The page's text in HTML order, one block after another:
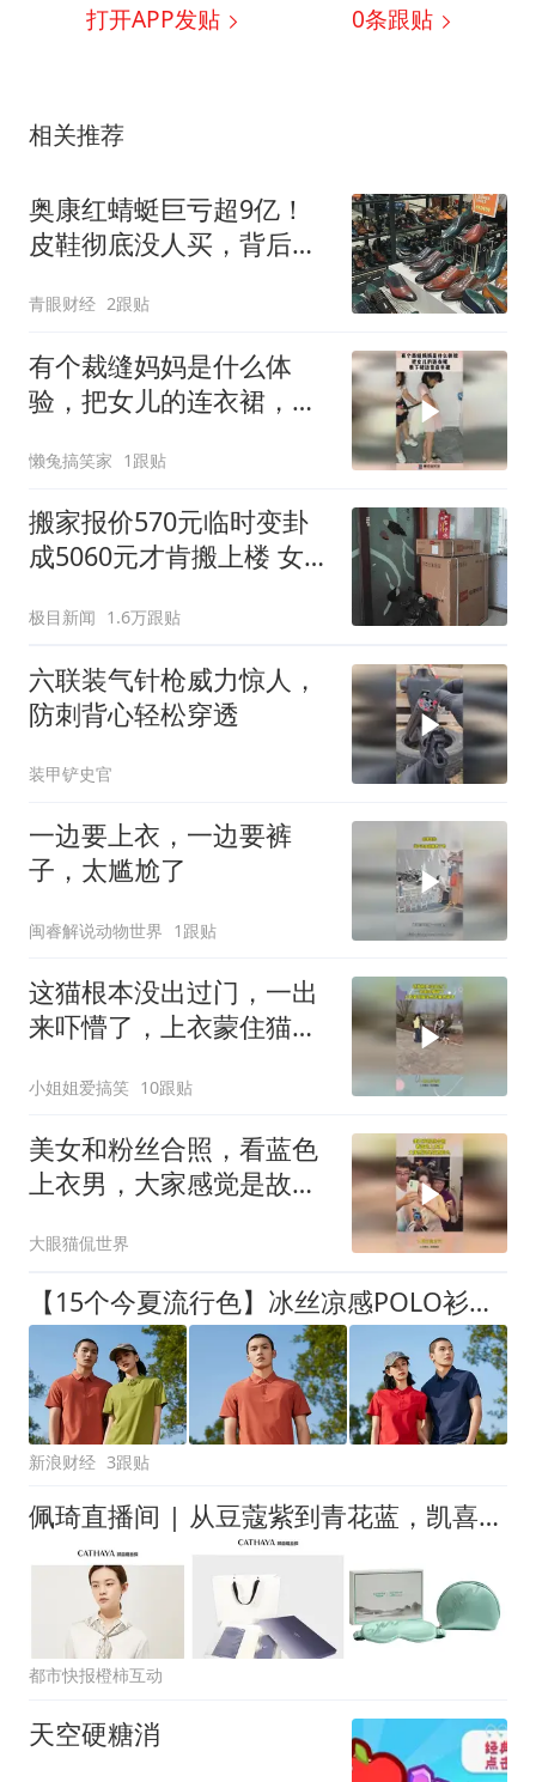
打开APP发贴 0条跟贴
相关推荐
奥康红蜻蜓巨亏超9亿！
皮鞋彻底没人买，背后真
青眼财经 2跟贴
有个裁缝妈妈是什么体
验，把女儿的连衣裙，剪
懒兔搞笑家 1跟贴
搬家报价570元临时变卦
成5060元才肯搬上楼 女子
极目新闻 1.6万跟贴
六联装气针枪威力惊人，
防刺背心轻松穿透
装甲铲史官
一边要上衣，一边要裤
子，太尴尬了
闽睿解说动物世界 1跟贴
这猫根本没出过门，一出
来吓懵了，上衣蒙住猫头
小姐姐爱搞笑 10跟贴
美女和粉丝合照，看蓝色
上衣男，大家感觉是故意
大眼猫侃世界
【15个今夏流行色】冰丝凉感POLO衫，重坠感+宽松版型，盘活你的80%衣橱
新浪财经 3跟贴
佩琦直播间 | 从豆蔻紫到青花蓝，凯喜雅这季桑蚕丝，把夏日的颜色穿在身上
都市快报橙柿互动
天空硬糖消